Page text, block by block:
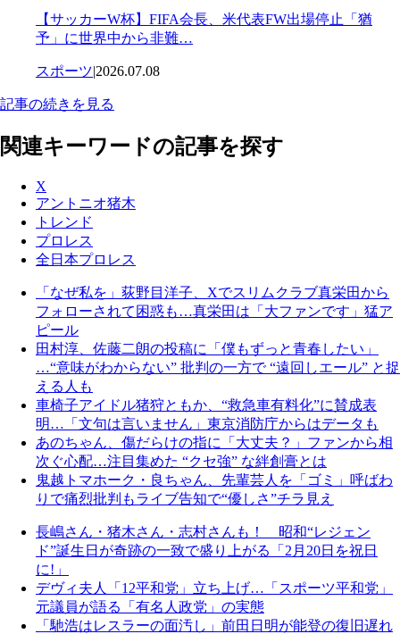
【サッカーW杯】FIFA会長、米代表FW出場停止「猶
予」に世界中から非難…
スポーツ|2026.07.08
記事の続きを見る
関連キーワードの記事を探す
X
アントニオ猪木
トレンド
プロレス
全日本プロレス
「なぜ私を」荻野目洋子、Xでスリムクラブ真栄田から
フォローされて困惑も…真栄田は「大ファンです」猛ア
ピール
田村淳、佐藤二朗の投稿に「僕もずっと青春したい」
…“意味がわからない” 批判の一方で “遠回しエール” と捉
える人も
車椅子アイドル猪狩ともか、“救急車有料化”に賛成表
明…「文句は言いません」東京消防庁からはデータも
あのちゃん、傷だらけの指に「大丈夫？」ファンから相
次ぐ心配…注目集めた “クセ強” な絆創膏とは
鬼越トマホーク・良ちゃん、先輩芸人を「ゴミ」呼ばわ
りで痛烈批判もライブ告知で“優しさ”チラ見え
長嶋さん・猪木さん・志村さんも！ 昭和“レジェン
ド”誕生日が奇跡の一致で盛り上がる「2月20日を祝日
に!」
デヴィ夫人「12平和党」立ち上げ…「スポーツ平和党」
元議員が語る「有名人政党」の実態
「馳浩はレスラーの面汚し」前田日明が能登の復旧遅れ